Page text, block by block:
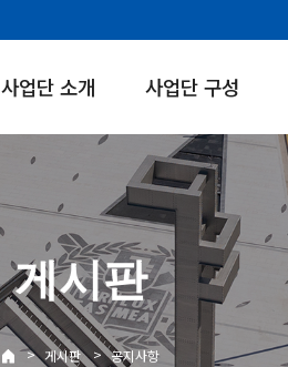
사업단 소개 사업단 구성
게시판
> 게시판 > 공지사항